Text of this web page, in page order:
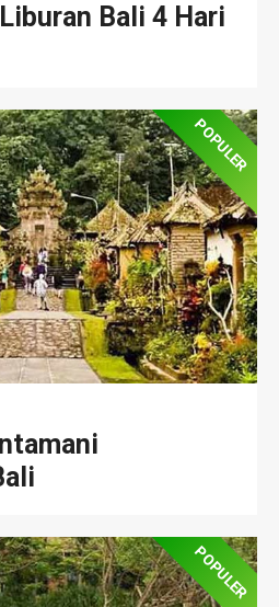
Bali 4 Hari
POPULER
POPULER